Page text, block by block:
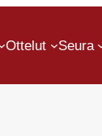
Ottelut Seura